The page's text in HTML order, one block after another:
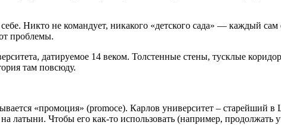
Никто не командует, никакого «детского сада» — каждый сам
проблемы.
датируемое 14 веком. Толстенные стены, тусклые
там повсюду.
«промоция» (promoce). Карлов университет – старейший в
латыни. Чтобы его как-то использовать (например, продолжать